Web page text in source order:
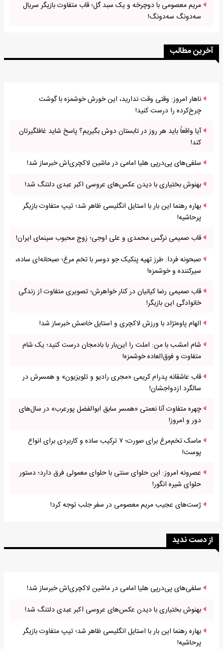
مریم معصومی با دوچرخه و یک سبد گل؛ قاب متفاوت بازیگر سریال
سه‌دونگ سه‌دونگ!
آخرین مطالب
ناهار امروز: وقتی وقت ندارید، این خورش خوشمزه با گوشت
چرخ‌کرده را درست کنید!
آیا واقعاً باید هر روز در تابستان دوش بگیریم؟ پاسخ شاید غافلگیرتان
کند!
سلفی‌های پی‌درپی هلیا امامی در ماشین لاکچری‌اش خبرساز شد!
بهنوش بختیاری با دیدن عکس‌های عروسی اکبر عبدی دلتنگ شد!
بهاره رهنما این بار با استایل انگلیسی ظاهر شد؛ تیپ متفاوت بازیگر
پرحاشیه!
قاب صمیمی نرگس محمدی و علی اوجی؛ زوج محبوب سینمای ایران!
صبحونه فردا: طرز تهیه پنکیک جو دوسر با تخم مرغ؛ صبحانه‌ای ساده،
سیرکننده و خوشمزه!
قاب صمیمی رضا کیانیان در کنار خواهرش؛ تصویری متفاوت از زندگی
خانوادگی این بازیگر!
الهام پاوه‌نژاد با ورزش لاکچری و استایل خاصش خبرساز شد!
شام امشب با من: املت را این‌بار با بادمجان درست کنید؛ یک شام
متفاوت و فوق‌العاده خوشمزه!
قاب عاشقانه پدرام کریمی «مجری رادیو و تلویزیون» و همسرش در
سالگرد ازدواجشان!
چهره متفاوت آنا نعمتی «همسر سابق ابوالفضل پورعرب» در سال‌های
دور و امروز!
ماسک تخم‌مرغ برای صورت؛ ۷ ترکیب ساده و کاربردی برای انواع
پوست!
عصرونه امروز: این حلوای سنتی با حلوای معمولی فرق دارد؛ دستور
حلوای شیره انگور!
ژست‌های عجیب مریم معصومی در سفر جلب توجه کرد!
از دست ندید
سلفی‌های پی‌درپی هلیا امامی در ماشین لاکچری‌اش خبرساز شد!
بهنوش بختیاری با دیدن عکس‌های عروسی اکبر عبدی دلتنگ شد!
بهاره رهنما این بار با استایل انگلیسی ظاهر شد؛ تیپ متفاوت بازیگر
پرحاشیه!